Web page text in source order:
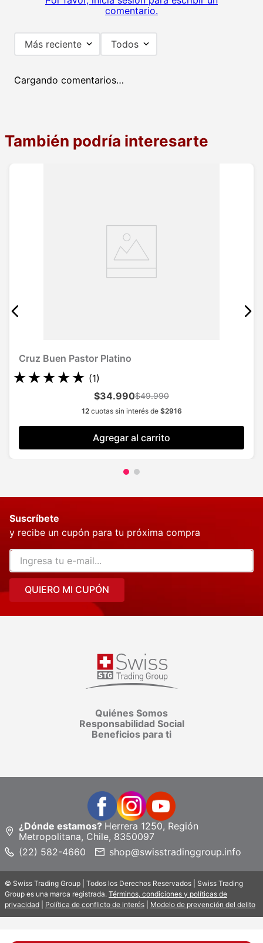
comentario.
Más reciente Todos
Cargando comentarios…
También podría interesarte
Cruz Buen Pastor Platino
★★★★★ (1)
$34.990$49.990
12cuotas sin interés de $2916
Agregar al carrito
Suscríbete
y recibe un cupón para tu próxima compra
QUIERO MI CUPÓN
Quiénes Somos
Responsabilidad Social
Beneficios para ti
¿Dónde estamos? Herrera 1250, Región
Metropolitana, Chile, 8350097
(22) 582-4660
shop@swisstradinggroup.info
© Swiss Trading Group | Todos los Derechos Reservados | Swiss Trading
Group es una marca registrada. Términos, condiciones y políticas de
privacidad
Política de conflicto de interés Modelo de prevención del delito